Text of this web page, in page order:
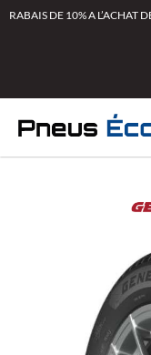
AllerRABAIS DE 10% A